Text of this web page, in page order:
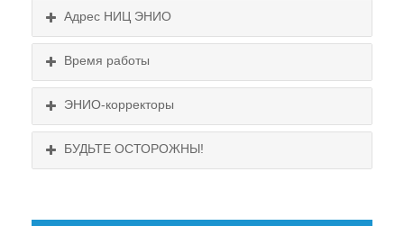
Схема проезда
Выходные:
Адрес НИЦ ЭНИО
Время работы
ЭНИО-корректоры
БУДЬТЕ ОСТОРОЖНЫ!